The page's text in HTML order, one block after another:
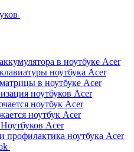
в ноутбуке Acer
ноутбука Acer
в ноутбуке Acer
ноутбуков Acer
ноутбук Acer
ноутбук Acer
Acer
профилактика ноутбука Acer